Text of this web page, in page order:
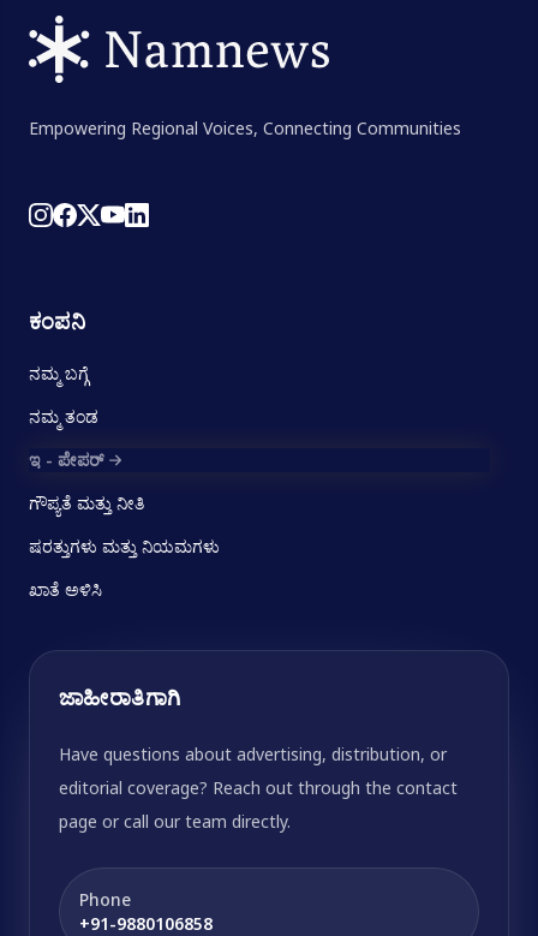
Empowering Regional Voices, Connecting Communities
ಕಂಪನಿ
ನಮ್ಮ ಬಗ್ಗೆ
ನಮ್ಮ ತಂಡ
ಇ - ಪೇಪರ್
ಗೌಪ್ಯತೆ ಮತ್ತು ನೀತಿ
ಷರತ್ತುಗಳು ಮತ್ತು ನಿಯಮಗಳು
ಖಾತೆ ಅಳಿಸಿ
ಜಾಹೀರಾತಿಗಾಗಿ
Have questions about advertising, distribution, or
editorial coverage? Reach out through the contact
page or call our team directly.
Phone
+91-9880106858